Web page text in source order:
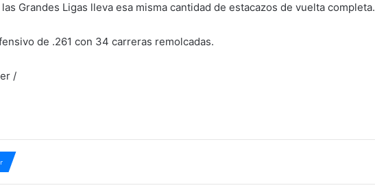
Grandes Ligas lleva esa misma cantidad de estacazos de vuelta completa.
de .261 con 34 carreras remolcadas.
/